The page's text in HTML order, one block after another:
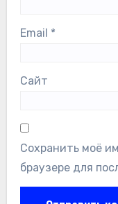
Email *
Сайт
Сохранить моё
браузере для